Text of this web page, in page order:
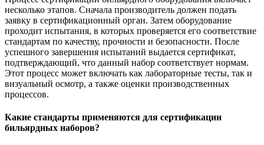
несколько этапов. Сначала производитель должен подать
заявку в сертификационный орган. Затем оборудование
проходит испытания, в которых проверяется его соответствие
стандартам по качеству, прочности и безопасности. После
успешного завершения испытаний выдается сертификат,
подтверждающий, что данный набор соответствует нормам.
Этот процесс может включать как лабораторные тесты, так и
визуальный осмотр, а также оценки производственных
процессов.
Какие стандарты применяются для сертификации
бильярдных наборов?